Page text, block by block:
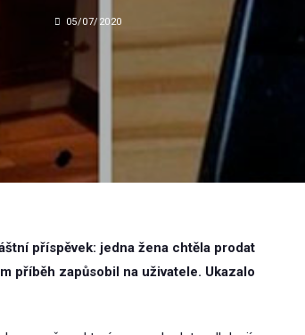
05/07/2020
příspěvek: jedna žena chtěla prodat
příběh zapůsobil na uživatele. Ukazalo